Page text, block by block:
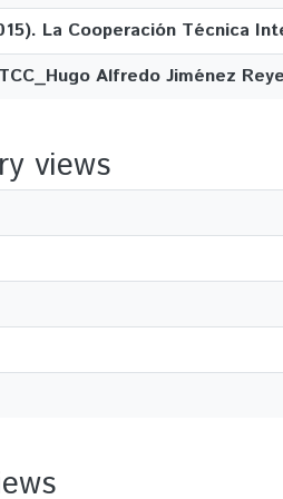
La Cooperación Técnica
Alfredo Jiménez
views